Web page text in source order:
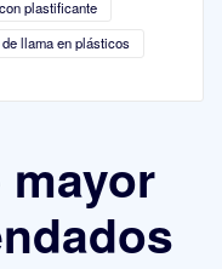
plastificante
llama en plásticos